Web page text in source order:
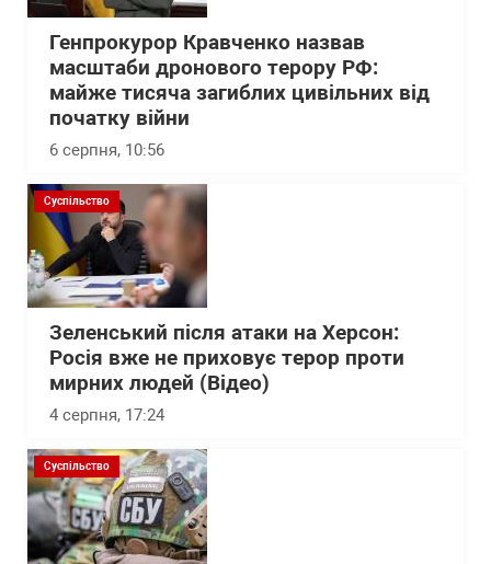
Генпрокурор Кравченко назвав
масштаби дронового терору РФ:
майже тисяча загиблих цивільних від
початку війни
6 серпня, 10:56
Суспільство
Зеленський після атаки на Херсон:
Росія вже не приховує терор проти
мирних людей (Відео)
4 серпня, 17:24
Суспільство